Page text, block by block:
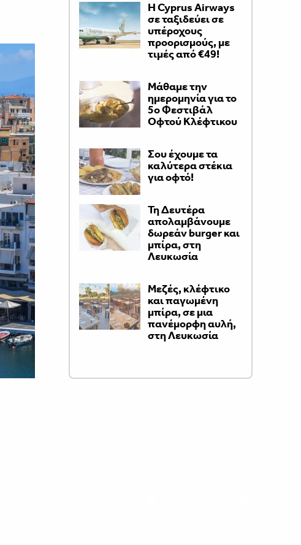
H Cyprus Airways
σε ταξιδεύει σε
υπέροχους
προορισμούς, με
τιμές από €49!
Μάθαμε την
ημερομηνία για το
5ο Φεστιβάλ
Οφτού Κλέφτικου
Σου έχουμε τα
καλύτερα στέκια
για οφτό!
Τη Δευτέρα
απολαμβάνουμε
δωρεάν burger και
μπίρα, στη
Λευκωσία
Μεζές, κλέφτικο
και παγωμένη
μπίρα, σε μια
πανέμορφη αυλή,
στη Λευκωσία